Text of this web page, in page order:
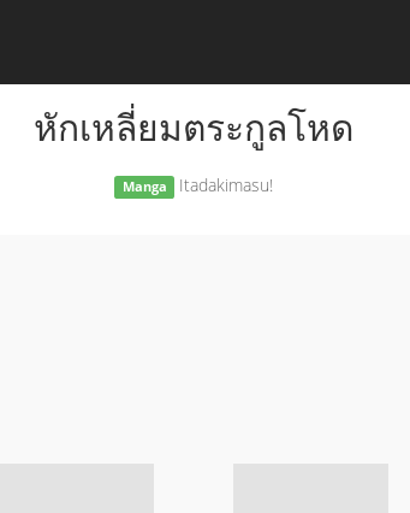
หักเหลี่ยมตระกูลโหด
Manga Itadakimasu!